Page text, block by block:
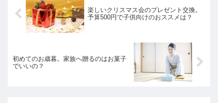
楽しいクリスマス会のプレゼント交換。
予算500円で子供向けのおススメは？
初めてのお歳暮。家族へ贈るのはお菓子
でいいの？